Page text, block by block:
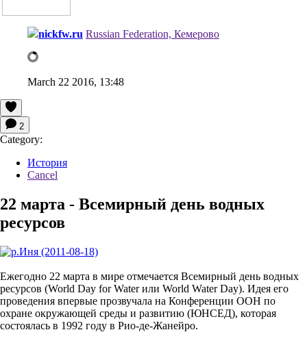
nickfw.ru Russian Federation, Кемерово
March 22 2016, 13:48
2
Category:
История
Cancel
22 марта - Всемирный день водных
ресурсов
Ежегодно 22 марта в мире отмечается Всемирный день водных
ресурсов (World Day for Water или World Water Day). Идея его
проведения впервые прозвучала на Конференции ООН по
охране окружающей среды и развитию (ЮНСЕД), которая
состоялась в 1992 году в Рио-де-Жанейро.